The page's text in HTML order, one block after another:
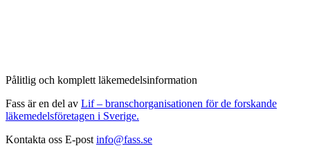
Pålitlig och komplett läkemedelsinformation
Fass är en del av Lif – branschorganisationen för de forskande
läkemedelsföretagen i Sverige.
Kontakta oss E-post info@fass.se